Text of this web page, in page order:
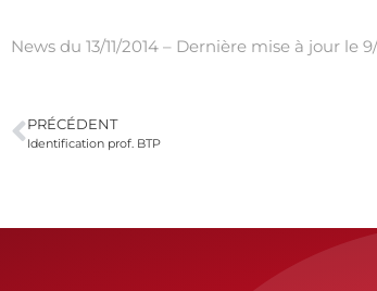
News du 13/11/2014 – Dernière mise à jour le 9/
PRÉCÉDENT
Identification prof. BTP